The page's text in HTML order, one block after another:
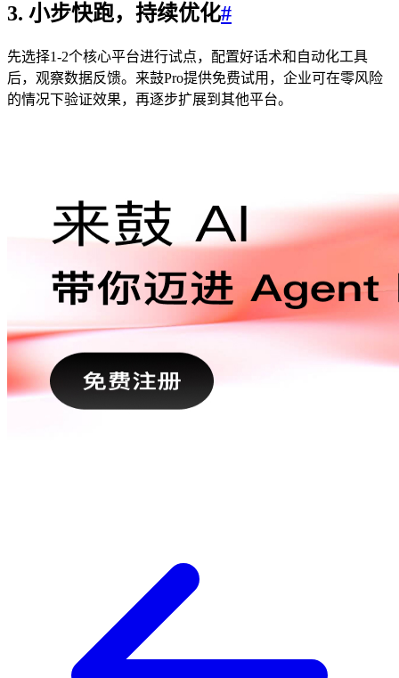
3. 小步快跑，持续优化#
先选择1-2个核心平台进行试点，配置好话术和自动化工具
后，观察数据反馈。来鼓Pro提供免费试用，企业可在零风险
的情况下验证效果，再逐步扩展到其他平台。